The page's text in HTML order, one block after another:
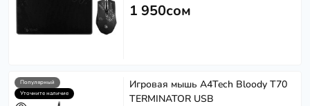
1 950сом
Популярный
Уточните наличие
Игровая мышь A4Tech Bloody T70
TERMINATOR USB